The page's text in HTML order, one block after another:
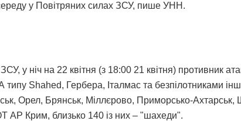
у Повітряних силах ЗСУ, пише УНН.
у ніч на 22 квітня (з 18:00 21 квітня) противник
Shahed, Гербера, Італмас та безпілотниками
Орел, Брянськ, Міллєрово, Приморсько-Ахтарськ,
АР Крим, близько 140 із них – "шахеди".